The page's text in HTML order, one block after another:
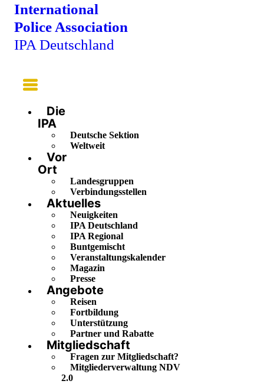
International
Police Association
IPA Deutschland
Main
Menu
Die
IPA
Deutsche Sektion
Weltweit
Vor
Ort
Landesgruppen
Verbindungsstellen
Aktuelles
Neuigkeiten
IPA Deutschland
IPA Regional
Buntgemischt
Veranstaltungskalender
Magazin
Presse
Angebote
Reisen
Fortbildung
Unterstützung
Partner und Rabatte
Mitgliedschaft
Fragen zur Mitgliedschaft?
Mitgliederverwaltung NDV
2.0